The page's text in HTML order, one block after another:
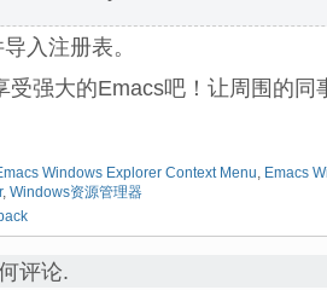
入注册表。
受强大的Emacs吧！让周围的同
Windows Explorer Context Menu, Emacs
, Windows资源管理器
评论.